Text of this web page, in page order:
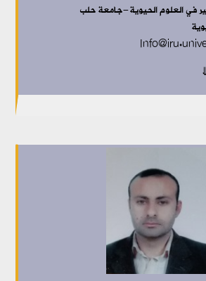
في العلوم الحيوية-جامعة حلب